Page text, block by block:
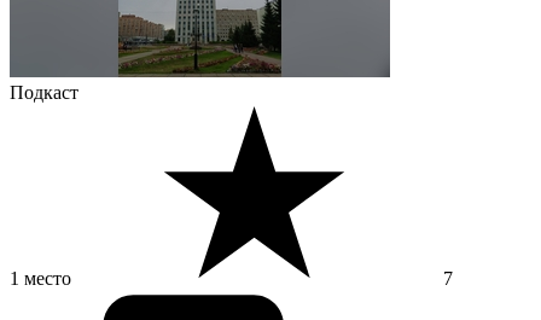
Подкаст
1 место 7